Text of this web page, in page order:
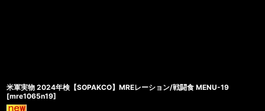
米軍実物 2024年検【SOPAKCO】MREレーション/戦闘食 MENU-19
[mre1065n19]